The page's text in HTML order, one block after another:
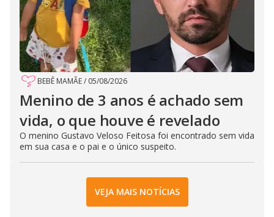
BEBÊ MAMÃE/ 05/08/2026
Menino de 3 anos é achado sem
vida, o que houve é revelado
O menino Gustavo Veloso Feitosa foi encontrado sem vida
em sua casa e o pai e o único suspeito.
VEJA MAIS NOTÍCIAS